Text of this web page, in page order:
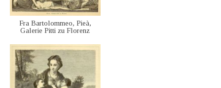
Fra Bartolommeo, Pieà,
Galerie Pitti zu Florenz